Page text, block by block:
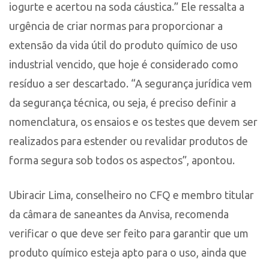
iogurte e acertou na soda cáustica.” Ele ressalta a
urgência de criar normas para proporcionar a
extensão da vida útil do produto químico de uso
industrial vencido, que hoje é considerado como
resíduo a ser descartado. “A segurança jurídica vem
da segurança técnica, ou seja, é preciso definir a
nomenclatura, os ensaios e os testes que devem ser
realizados para estender ou revalidar produtos de
forma segura sob todos os aspectos”, apontou.
Ubiracir Lima, conselheiro no CFQ e membro titular
da câmara de saneantes da Anvisa, recomenda
verificar o que deve ser feito para garantir que um
produto químico esteja apto para o uso, ainda que